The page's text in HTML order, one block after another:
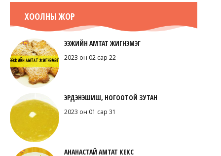
ХООЛНЫ ЖОР
ЭЭЖИЙН АМТАТ ЖИГНЭМЭГ
2023 он 02 сар 22
ЭРДЭНЭШИШ, НОГООТОЙ ЗУТАН
2023 он 01 сар 31
АНАНАСТАЙ АМТАТ КЕКС